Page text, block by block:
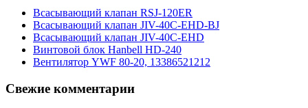
Всасывающий клапан RSJ-120ER
Всасывающий клапан JIV-40C-EHD-BJ
Всасывающий клапан JIV-40C-EHD
Винтовой блок Hanbell HD-240
Вентилятор YWF 80-20, 13386521212
Свежие комментарии